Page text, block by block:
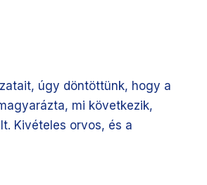
úgy döntöttünk, hogy a
mi következik,
Kivételes orvos, és a